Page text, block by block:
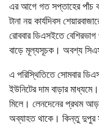
এর আগে গত সপ্তাহের পাঁচ
টানা নয় কার্যদিবস
রোববার ডিএসইতে বেশিরভাগ
বাড়ে মূল্যসূচক। অবশ্য
এ পরিস্থিতিতে সোমবার
ইউনিটের দাম বাড়ার
মিলে। লেনদেনের প্রথম
অব্যাহত থাকে। কিন্তু দুপুর